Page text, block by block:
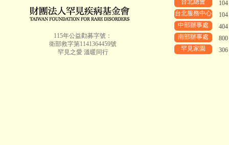
115年公益勸募字號：
衛部救字第1141364459號
罕見之愛 溫暖同行
台北總會
台北服務中心
中部辦事處
南部辦事處
罕見家園